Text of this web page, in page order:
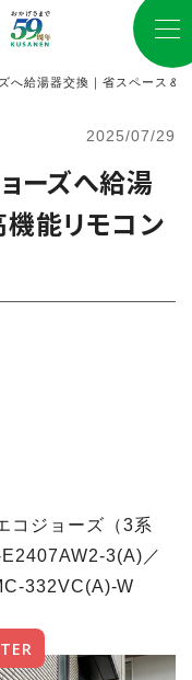
へ給湯器交換｜省スペース＆
2025/07/29
ーズへ給湯
能リモコン
コジョーズ（3系
3(A)／
332VC(A)-W